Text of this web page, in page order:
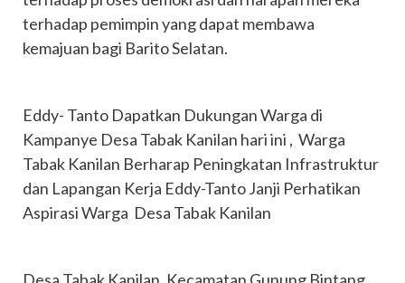
terhadap pemimpin yang dapat membawa
kemajuan bagi Barito Selatan.
Eddy- Tanto Dapatkan Dukungan Warga di
Kampanye Desa Tabak Kanilan hari ini , Warga
Tabak Kanilan Berharap Peningkatan Infrastruktur
dan Lapangan Kerja Eddy-Tanto Janji Perhatikan
Aspirasi Warga Desa Tabak Kanilan
Desa Tabak Kanilan, Kecamatan Gunung Bintang